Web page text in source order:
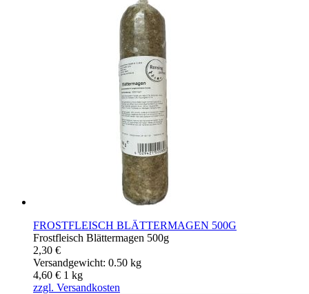
FROSTFLEISCH BLÄTTERMAGEN 500G
Frostfleisch Blättermagen 500g
2,30 €
Versandgewicht: 0.50 kg
4,60 € 1 kg
zzgl. Versandkosten